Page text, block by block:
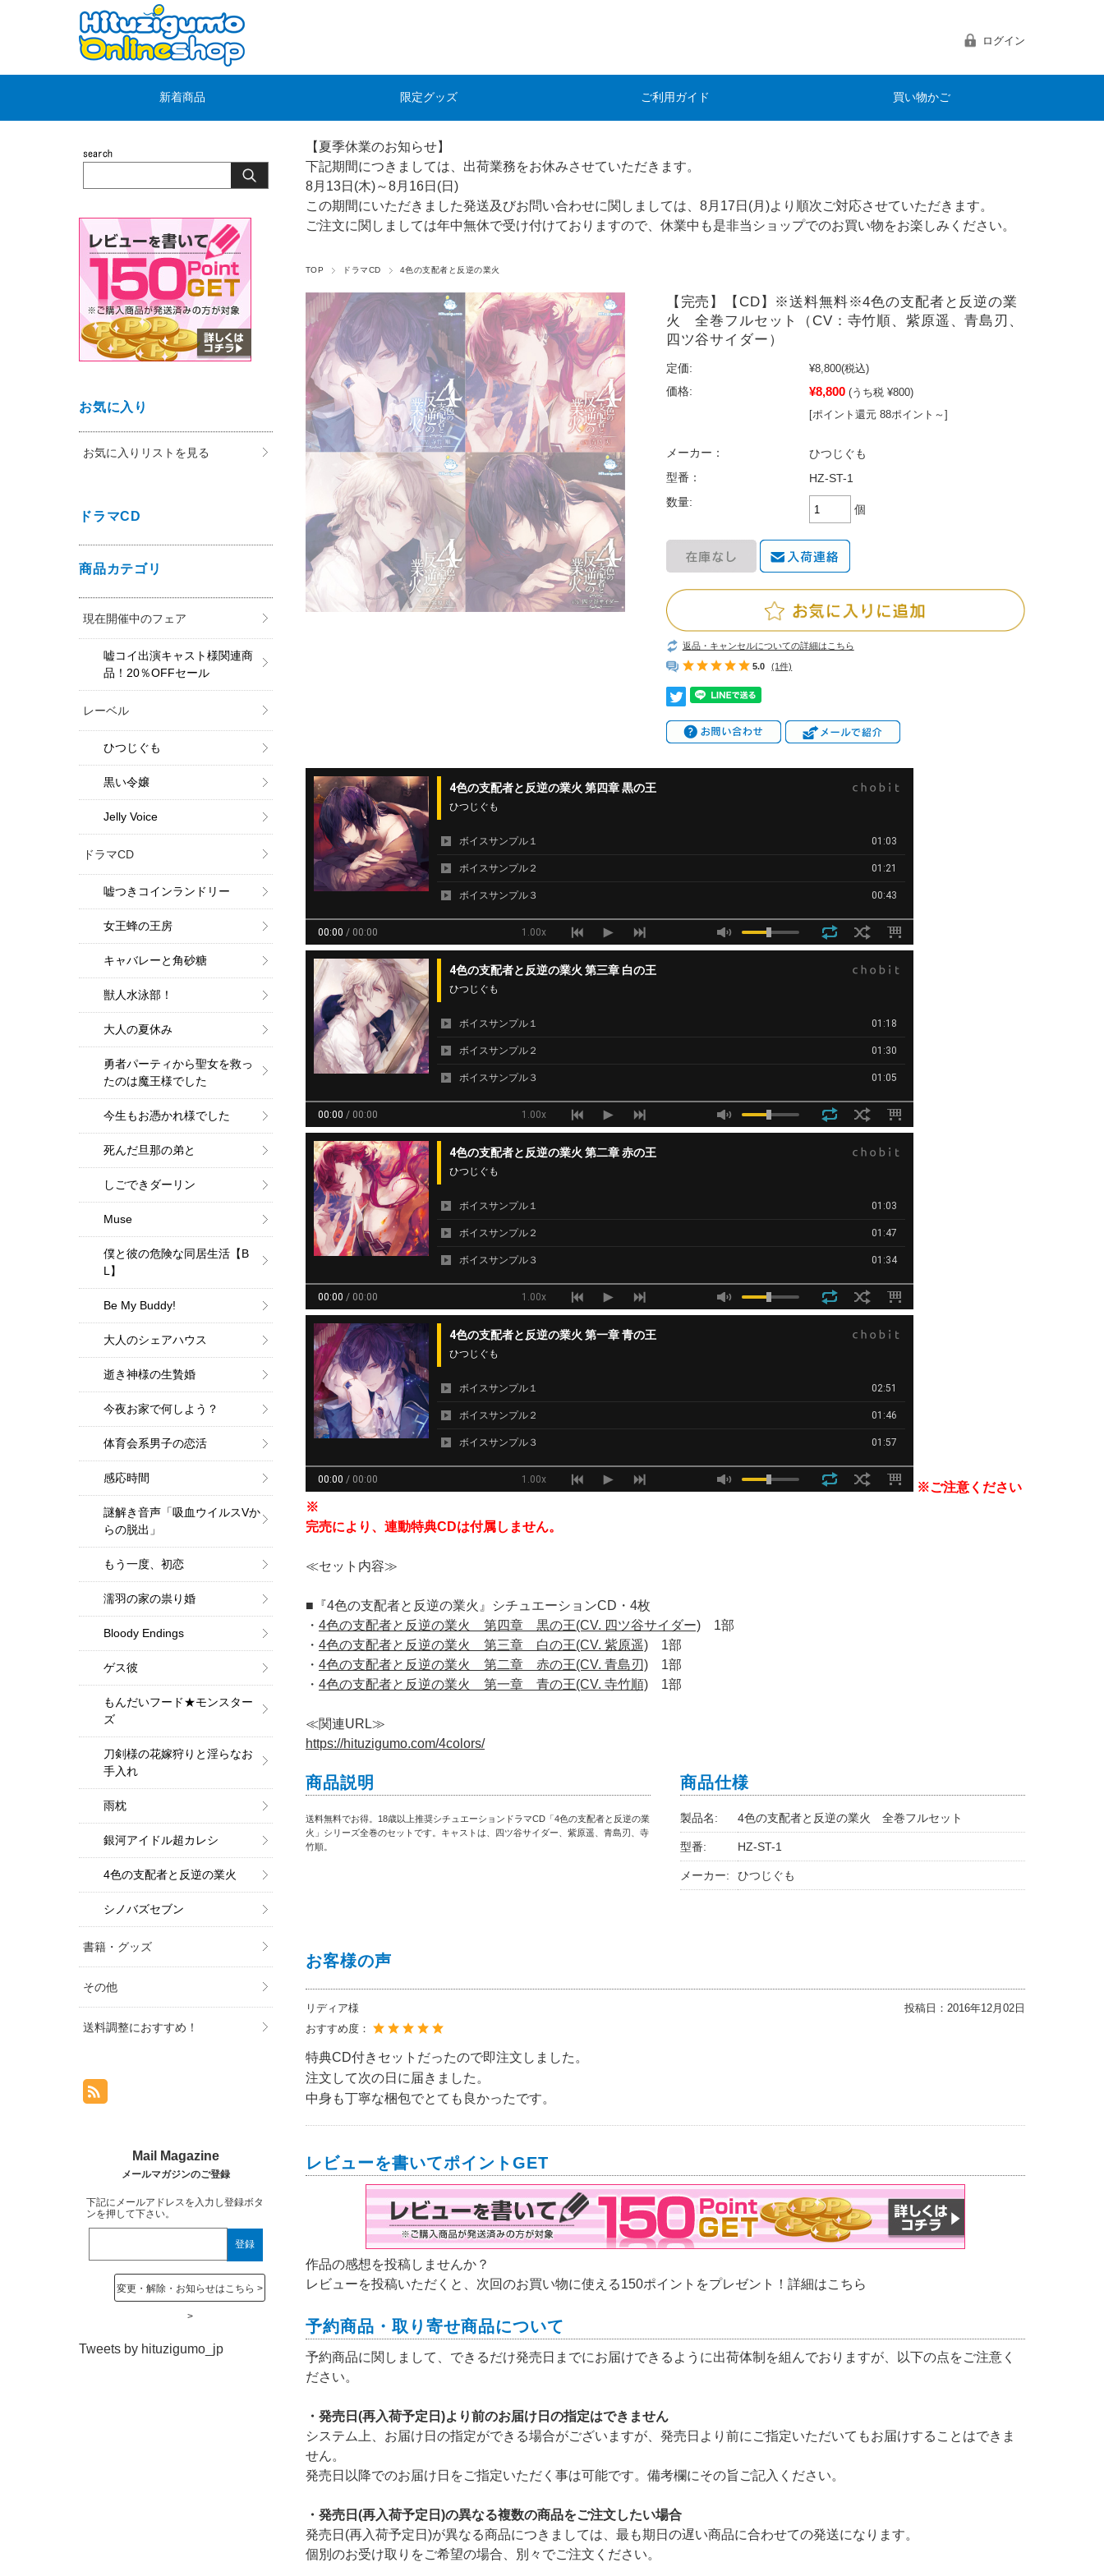
ログイン
新着商品 限定グッズ ご利用ガイド 買い物かご
【夏季休業のお知らせ】
下記期間につきましては、出荷業務をお休みさせていただきます。
8月13日(木)～8月16日(日)
この期間にいただきました発送及びお問い合わせに関しましては、8月17日(月)より順次ご対応させていただきます。
ご注文に関しましては年中無休で受け付けておりますので、休業中も是非当ショップでのお買い物をお楽しみください。
TOP ドラマCD 4色の支配者と反逆の業火
【完売】【CD】※送料無料※4色の支配者と反逆の業
火 全巻フルセット（CV：寺竹順、紫原遥、青島刃、
四ツ谷サイダー）
定価: ¥8,800(税込)
価格:
¥8,800 (うち税 ¥800)
[ポイント還元 88ポイント～]
メーカー：
ひつじぐも
型番：
HZ-ST-1
数量:
個
返品・キャンセルについての詳細はこちら
5.0 (1件)
※ご注意ください
※
完売により、連動特典CDは付属しません。
≪セット内容≫
■『4色の支配者と反逆の業火』シチュエーションCD・4枚
・ 4色の支配者と反逆の業火 第四章 黒の王(CV. 四ツ谷サイダー) 1部
・ 4色の支配者と反逆の業火 第三章 白の王(CV. 紫原遥) 1部
・ 4色の支配者と反逆の業火 第二章 赤の王(CV. 青島刃) 1部
・ 4色の支配者と反逆の業火 第一章 青の王(CV. 寺竹順) 1部
≪関連URL≫
https://hituzigumo.com/4colors/
商品説明
送料無料でお得。18歳以上推奨シチュエーションドラマCD「4色の支配者と反逆の業
火」シリーズ全巻のセットです。キャストは、四ツ谷サイダー、紫原遥、青島刃、寺
竹順。
商品仕様
製品名: 4色の支配者と反逆の業火 全巻フルセット
型番: HZ-ST-1
メーカー: ひつじぐも
お客様の声
リディア様 投稿日： 2016年12月02日
おすすめ度：
特典CD付きセットだったので即注文しました。
注文して次の日に届きました。
中身も丁寧な梱包でとても良かったです。
レビューを書いてポイントGET
作品の感想を投稿しませんか？
レビューを投稿いただくと、次回のお買い物に使える150ポイントをプレゼント！詳細はこちら
予約商品・取り寄せ商品について
予約商品に関しまして、できるだけ発売日までにお届けできるように出荷体制を組んでおりますが、以下の点をご注意く
ださい。
・発売日(再入荷予定日)より前のお届け日の指定はできません
システム上、お届け日の指定ができる場合がございますが、発売日より前にご指定いただいてもお届けすることはできま
せん。
発売日以降でのお届け日をご指定いただく事は可能です。備考欄にその旨ご記入ください。
・発売日(再入荷予定日)の異なる複数の商品をご注文したい場合
発売日(再入荷予定日)が異なる商品につきましては、最も期日の遅い商品に合わせての発送になります。
個別のお受け取りをご希望の場合、別々でご注文ください。
お気に入り
お気に入りリストを見る
ドラマCD
商品カテゴリ
現在開催中のフェア
嘘コイ出演キャスト様関連商
品！20％OFFセール
レーベル
ひつじぐも
黒い令嬢
Jelly Voice
ドラマCD
嘘つきコインランドリー
女王蜂の王房
キャバレーと角砂糖
獣人水泳部！
大人の夏休み
勇者パーティから聖女を救っ
たのは魔王様でした
今生もお憑かれ様でした
死んだ旦那の弟と
しごできダーリン
Muse
僕と彼の危険な同居生活【B
L】
Be My Buddy!
大人のシェアハウス
逝き神様の生贄婚
今夜お家で何しよう？
体育会系男子の恋活
感応時間
謎解き音声「吸血ウイルスVか
らの脱出」
もう一度、初恋
濡羽の家の祟り婚
Bloody Endings
ゲス彼
もんだいフード★モンスター
ズ
刀剣様の花嫁狩りと淫らなお
手入れ
雨枕
銀河アイドル超カレシ
4色の支配者と反逆の業火
シノバズセブン
書籍・グッズ
その他
送料調整におすすめ！
下記にメールアドレスを入力し登録ボタ
ンを押して下さい。
変更・解除・お知らせはこちら
Tweets by hituzigumo_jp